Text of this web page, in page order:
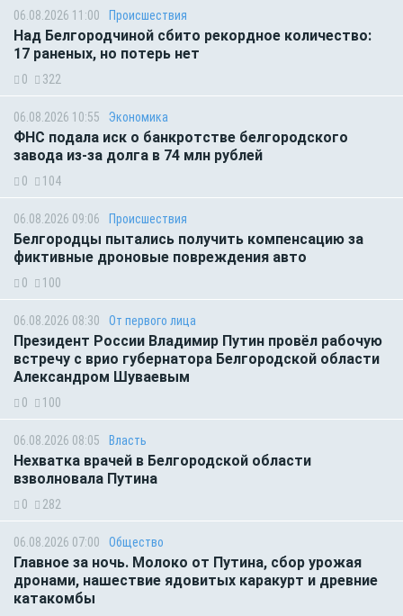
06.08.2026 11:00 Происшествия
Над Белгородчиной сбито рекордное количество:
17 раненых, но потерь нет
0 322
06.08.2026 10:55 Экономика
ФНС подала иск о банкротстве белгородского
завода из-за долга в 74 млн рублей
0 104
06.08.2026 09:06 Происшествия
Белгородцы пытались получить компенсацию за
фиктивные дроновые повреждения авто
0 100
06.08.2026 08:30 От первого лица
Президент России Владимир Путин провёл рабочую
встречу с врио губернатора Белгородской области
Александром Шуваевым
0 100
06.08.2026 08:05 Власть
Нехватка врачей в Белгородской области
взволновала Путина
0 282
06.08.2026 07:00 Общество
Главное за ночь. Молоко от Путина, сбор урожая
дронами, нашествие ядовитых каракурт и древние
катакомбы